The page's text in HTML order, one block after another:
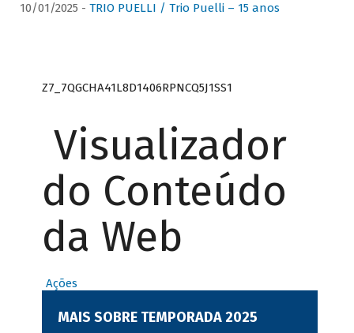
10/01/2025 - TRIO PUELLI / Trio Puelli – 15 anos
Z7_7QGCHA41L8D1406RPNCQ5J1SS1
Visualizador
do Conteúdo
da Web
Ações
MAIS SOBRE TEMPORADA 2025